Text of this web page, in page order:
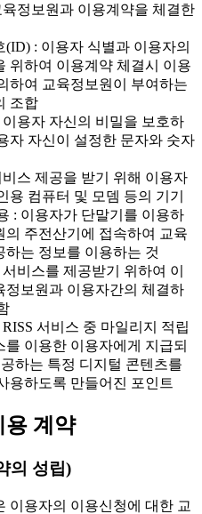
정보원과 이용계약을 체결한
: 이용자 식별과 이용자의
위하여 이용계약 체결시 이용
하여 교육정보원이 부여하는
조합
용자 자신의 비밀을 보호하
자 자신이 설정한 문자와 숫자
스 제공을 받기 위해 이용자
용 컴퓨터 및 모뎀 등의 기기
: 이용자가 단말기를 이용하
의 주전산기에 접속하여 교육
하는 정보를 이용하는 것
비스를 제공받기 위하여 이
정보원과 이용자간의 체결하
서비스 중 마일리지 적립
를 이용한 이용자에게 지급되
하는 특정 디지털 콘텐츠를
용하도록 만들어진 포인트
용 계약
의 성립)
이용자의 이용신청에 대한 교